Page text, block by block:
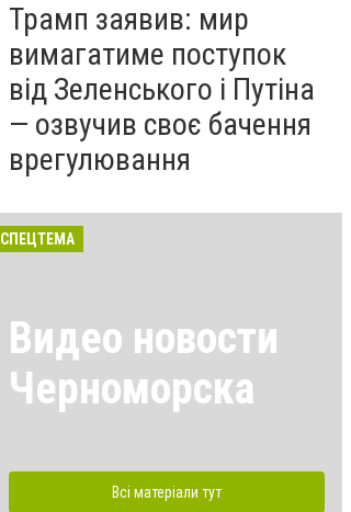
Трамп заявив: мир
вимагатиме поступок
від Зеленського і Путіна
— озвучив своє бачення
врегулювання
СПЕЦТЕМА
Видео новости
Черноморска
Всі матеріали тут